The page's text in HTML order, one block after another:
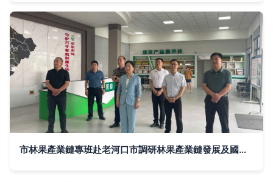
市林果產業鏈專班赴老河口市調研林果產業鏈發展及國內貿易代理情況